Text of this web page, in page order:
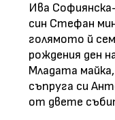
Ива
син Стефан
голямото й
рождения ден
Младата
съпруга си
от двете